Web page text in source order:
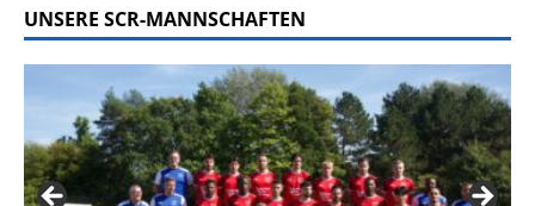
UNSERE SCR-MANNSCHAFTEN